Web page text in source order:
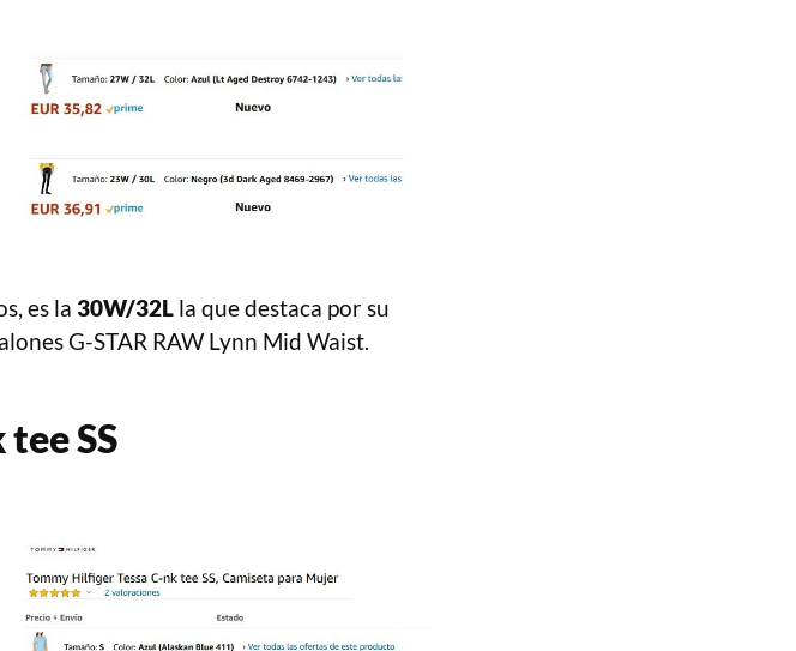
es la 30W/32L la que destaca por su
G-STAR RAW Lynn Mid Waist.
SS